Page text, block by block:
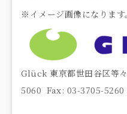
※イメージ画像になりま
Glück 東京都世田谷区等
5060 Fax: 03-3705-